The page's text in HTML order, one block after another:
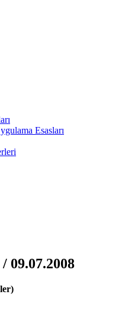
Esasları
09.07.2008